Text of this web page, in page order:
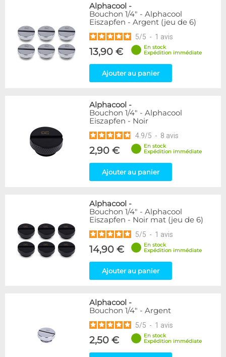
53
120
Mâle / Mâle
Filetage
153
1
4
12
Carré
4
Coudé 30°
Coudé 90°
94
Mâle 61
Disponibilité / Promotions
Articles en stock
Alphacool -
Bouchon 1/4" - Alphacool
Eiszapfen - Argent (jeu de 6)
5/5 - 1 avis
13,90 €
En stock
Expédition immédiate
Ajouter au panier
Alphacool -
Bouchon 1/4" - Alphacool
Eiszapfen - Noir
4.9/5 - 8 avis
2,90 €
En stock
Expédition immédiate
Ajouter au panier
Alphacool -
Bouchon 1/4" - Alphacool
Eiszapfen - Noir mat (jeu de 6)
5/5 - 1 avis
14,90 €
En stock
Expédition immédiate
Ajouter au panier
Alphacool -
Bouchon 1/4" - Argent
5/5 - 1 avis
2,50 €
En stock
Expédition immédiate